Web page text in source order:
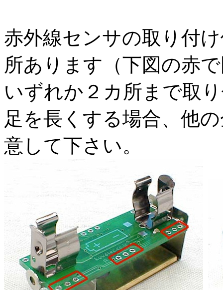
赤外線センサの取り付
所あります（下図の赤
いずれか２カ所まで取
足を長くする場合、他
意して下さい。